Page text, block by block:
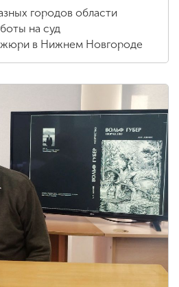
городов области
на суд
жюри в Нижнем Новгороде